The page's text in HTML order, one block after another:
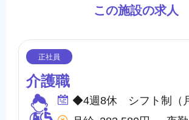
この施設の求人
介護職